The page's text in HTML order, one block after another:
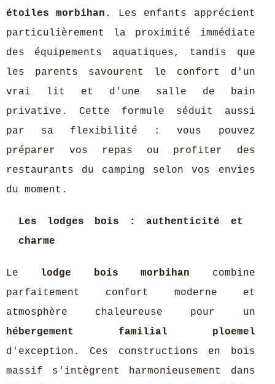
étoiles morbihan . Les enfants apprécient
particulièrement la proximité immédiate
des équipements aquatiques, tandis que
les parents savourent le confort d'un
vrai lit et d'une salle de bain
privative. Cette formule séduit aussi
par sa flexibilité : vous pouvez
préparer vos repas ou profiter des
restaurants du camping selon vos envies
du moment.
Les lodges bois : authenticité et
charme
Le lodge bois morbihan combine
parfaitement confort moderne et
atmosphère chaleureuse pour un
hébergement familial ploemel
d'exception. Ces constructions en bois
massif s'intègrent harmonieusement dans